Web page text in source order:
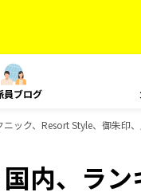
員ブログ
ク、Resort Style、御朱印
内、ラン